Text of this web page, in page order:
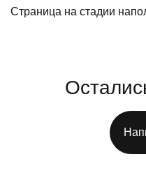
Посттравматический
Расстройство пищевого
Страница на стадии
Номер телефона*
Соглашаюсь на